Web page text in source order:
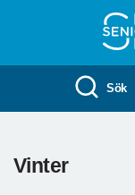
Sök
Vinter